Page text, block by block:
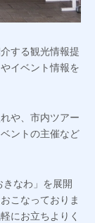
する観光情報提
イベント情報を
や、市内ツアー
ントの主催など
なわ」を展開
こなっておりま
にお立ちよりく